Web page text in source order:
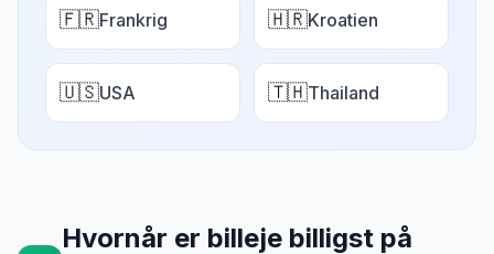
🇫🇷Frankrig 🇭🇷Kroatien
🇺🇸USA 🇹🇭Thailand
Hvornår er billeje billigst på